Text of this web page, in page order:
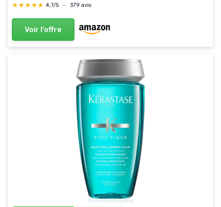
★★★★★
★★★★★ 4,7/5 — 379 avis
Voir l'offre